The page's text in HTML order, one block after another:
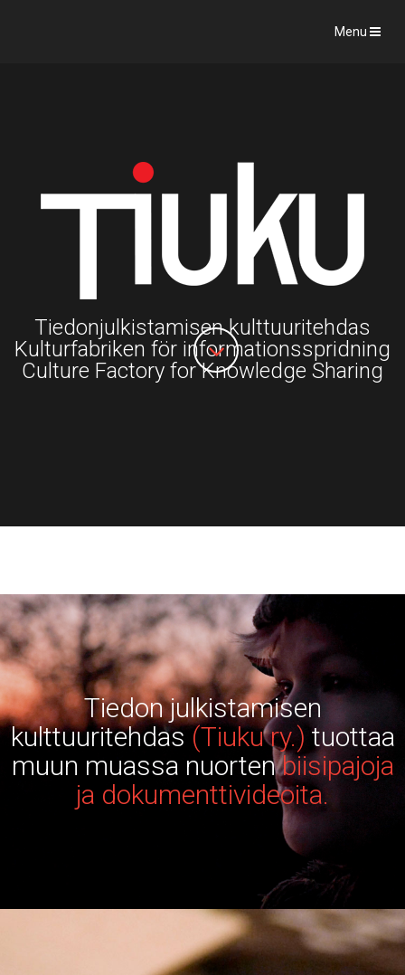
Menu
Tiedonjulkistamisen kulttuuritehdas
Kulturfabriken för informationsspridning
Culture Factory for Knowledge Sharing
Tiedon julkistamisen
kulttuuritehdas(Tiuku ry.) tuottaa
muun muassa nuortenbiisipajoja
ja dokumenttivideoita.